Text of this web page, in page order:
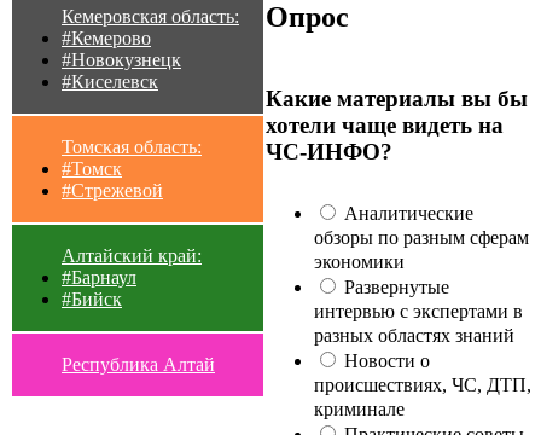
Кемеровская область:
#Кемерово
#Новокузнецк
#Киселевск
Томская область:
#Томск
#Стрежевой
Алтайский край:
#Барнаул
#Бийск
Республика Алтай
Опрос
Какие материалы вы бы
хотели чаще видеть на
ЧС-ИНФО?
Аналитические
обзоры по разным сферам
экономики
Развернутые
интервью с экспертами в
разных областях знаний
Новости о
происшествиях, ЧС, ДТП,
криминале